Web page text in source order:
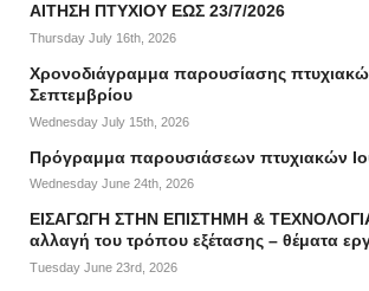
ΑΙΤΗΣΗ ΠΤΥΧΙΟΥ ΕΩΣ 23/7/2026
Thursday July 16th, 2026
Χρονοδιάγραμμα παρουσίασης
Σεπτεμβρίου
Wednesday July 15th, 2026
Πρόγραμμα παρουσιάσεων πτυχιακών
Wednesday June 24th, 2026
ΕΙΣΑΓΩΓΗ ΣΤΗΝ ΕΠΙΣΤΗΜΗ &
αλλαγή του τρόπου εξέτασης – θέματα
Tuesday June 23rd, 2026